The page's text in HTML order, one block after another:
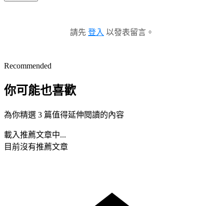
請先 登入 以發表留言。
Recommended
你可能也喜歡
為你精選 3 篇值得延伸閱讀的內容
載入推薦文章中...
目前沒有推薦文章